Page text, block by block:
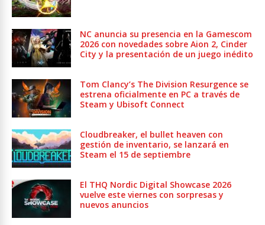
NC anuncia su presencia en la Gamescom
2026 con novedades sobre Aion 2, Cinder
City y la presentación de un juego inédito
Tom Clancy’s The Division Resurgence se
estrena oficialmente en PC a través de
Steam y Ubisoft Connect
Cloudbreaker, el bullet heaven con
gestión de inventario, se lanzará en
Steam el 15 de septiembre
El THQ Nordic Digital Showcase 2026
vuelve este viernes con sorpresas y
nuevos anuncios